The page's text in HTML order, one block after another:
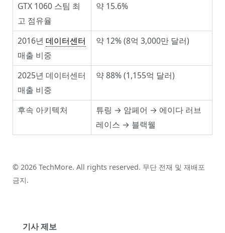
GTX 1060 스팀 최
고 점유율
약 15.6%
2016년 데이터센터
매출 비중
약 12% (8억 3,000만 달러)
2025년 데이터센터
매출 비중
약 88% (1,155억 달러)
후속 아키텍처
튜링 → 암페어 → 에이다 러브
레이스 → 블랙웰
© 2026 TechMore. All rights reserved. 무단 전재 및 재배포
금지.
기사 제보